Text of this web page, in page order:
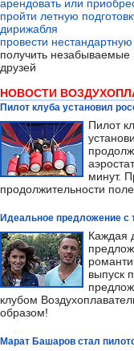
арендовать или
пройти летную
дирижабля
провести
получить
друзей
НОВОСТИ
Пилот клуба установил
Пилот
минут.
продолжительности
Идеальное предложение с
Каждая
выпуск
клубом
образом!
Марат Башаров стал